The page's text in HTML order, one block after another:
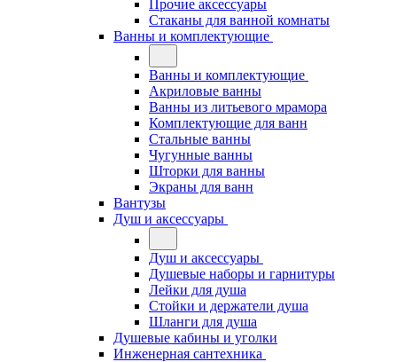
Прочие аксессуары
Стаканы для ванной комнаты
Ванны и комплектующие
Ванны и комплектующие
Акриловые ванны
Ванны из литьевого мрамора
Комплектующие для ванн
Стальные ванны
Чугунные ванны
Шторки для ванны
Экраны для ванн
Вантузы
Душ и аксессуары
Душ и аксессуары
Душевые наборы и гарнитуры
Лейки для душа
Стойки и держатели душа
Шланги для душа
Душевые кабины и уголки
Инженерная сантехника